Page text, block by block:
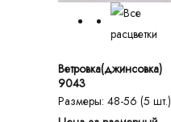
Ветровка(джинсовка)
9043
Размеры: 48-56 (5 шт.)